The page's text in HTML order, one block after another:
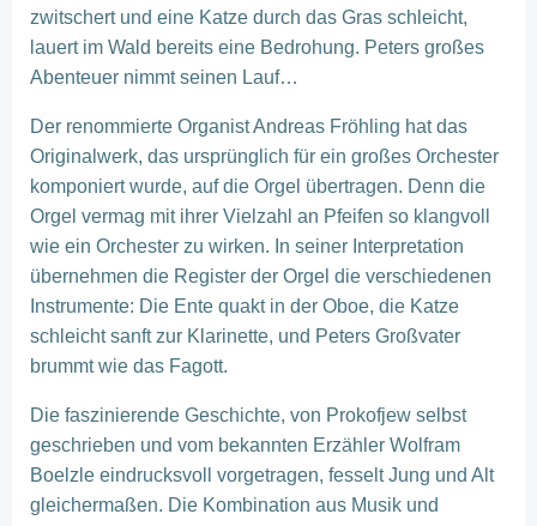
zwitschert und eine Katze durch das Gras schleicht,
lauert im Wald bereits eine Bedrohung. Peters großes
Abenteuer nimmt seinen Lauf…
Der renommierte Organist Andreas Fröhling hat das
Originalwerk, das ursprünglich für ein großes Orchester
komponiert wurde, auf die Orgel übertragen. Denn die
Orgel vermag mit ihrer Vielzahl an Pfeifen so klangvoll
wie ein Orchester zu wirken. In seiner Interpretation
übernehmen die Register der Orgel die verschiedenen
Instrumente: Die Ente quakt in der Oboe, die Katze
schleicht sanft zur Klarinette, und Peters Großvater
brummt wie das Fagott.
Die faszinierende Geschichte, von Prokofjew selbst
geschrieben und vom bekannten Erzähler Wolfram
Boelzle eindrucksvoll vorgetragen, fesselt Jung und Alt
gleichermaßen. Die Kombination aus Musik und